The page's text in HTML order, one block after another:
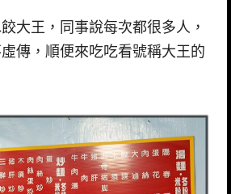
王，同事說每次都很多人，
傳，順便來吃吃看號稱大王的